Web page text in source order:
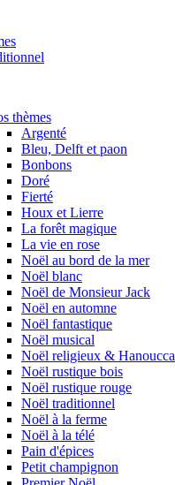
thèmes
Argenté
Bleu, Delft et paon
Bonbons
Doré
Fierté
Houx et Lierre
La forêt magique
La vie en rose
Noël au bord de la mer
Noël blanc
Noël de Monsieur Jack
Noël en automne
Noël fantastique
Noël musical
Noël religieux & Hanoucca
Noël rustique bois
Noël rustique rouge
Noël traditionnel
Noël à la ferme
Noël à la télé
Pain d'épices
Petit champignon